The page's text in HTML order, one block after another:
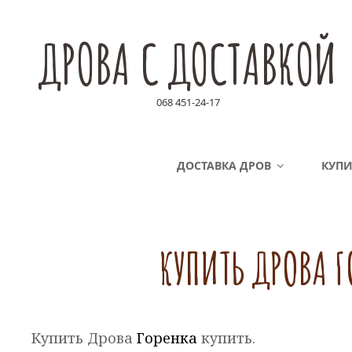
ДРОВА С ДОСТАВКОЙ
068 451-24-17
ДОСТАВКА ДРОВ
КУПИТЬ ДРОВА
Купить Дрова Горенка купить.